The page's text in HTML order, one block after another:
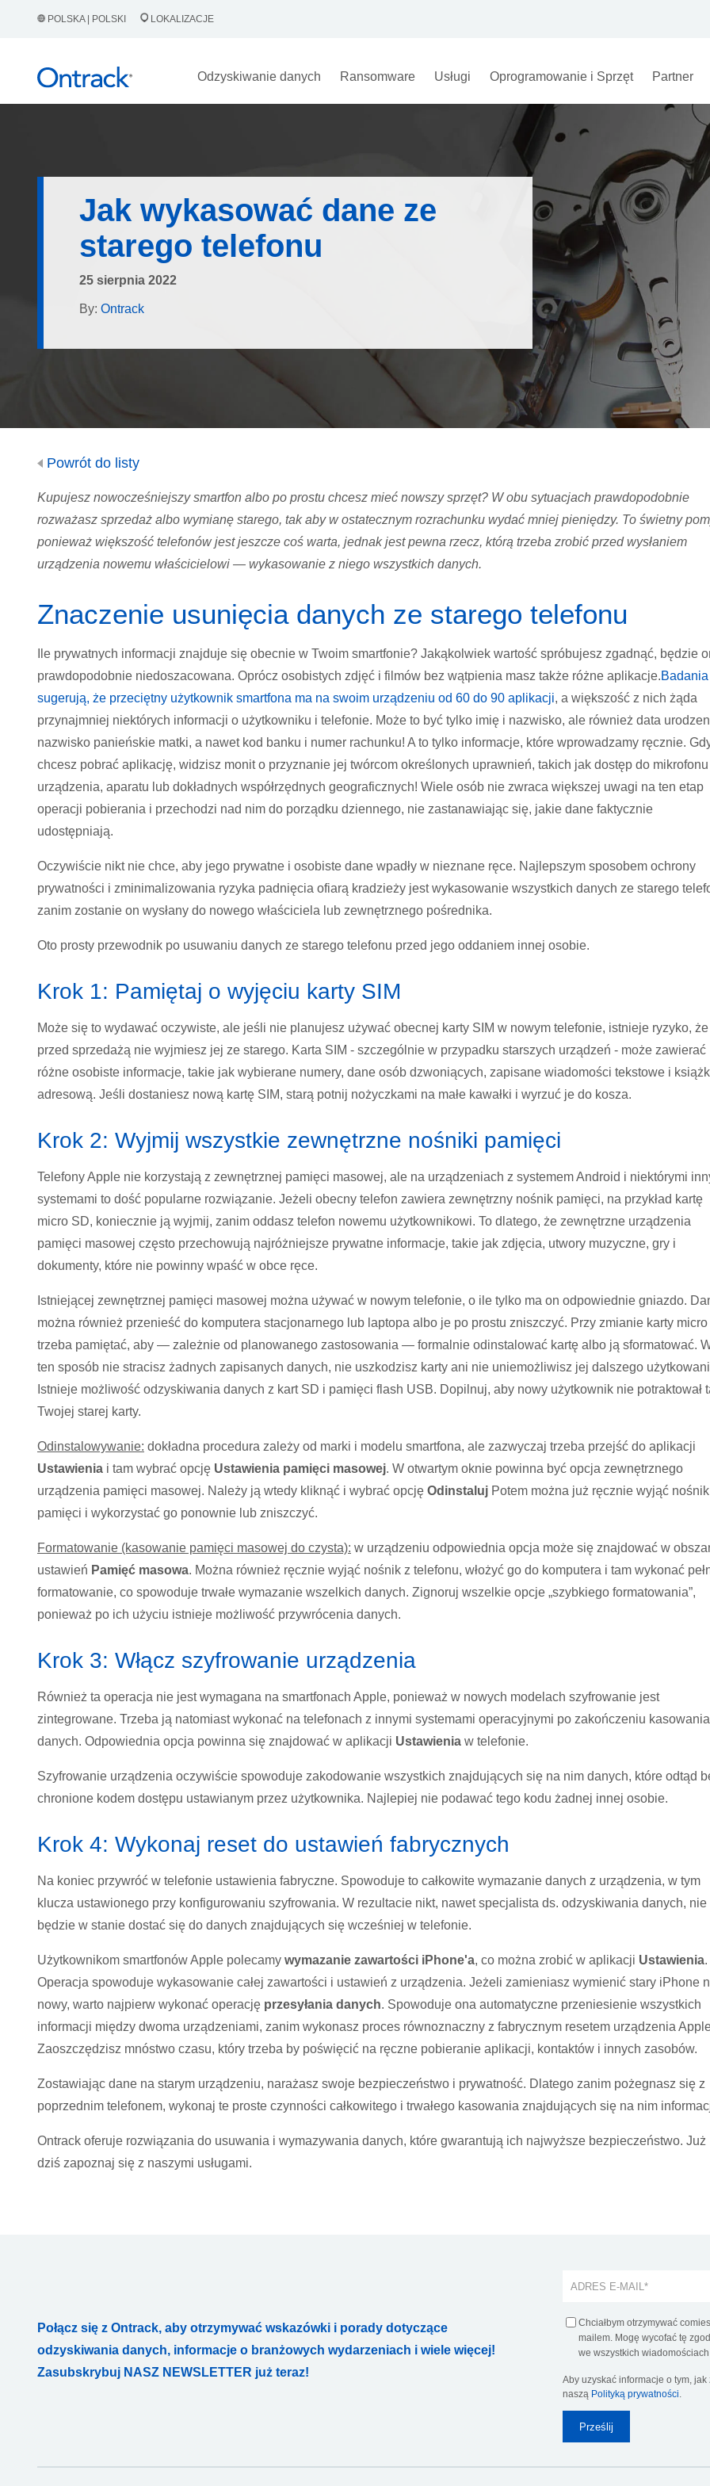
POLSKA | POLSKI LOKALIZACJE
Odzyskiwanie danych Ransomware Usługi Oprogramowanie i Sprzęt Partner
Jak wykasować dane ze
starego telefonu
25 sierpnia 2022
By: Ontrack
Powrót do listy
Kupujesz nowocześniejszy smartfon albo po prostu chcesz mieć nowszy sprzęt? W obu sytuacjach prawdopodobnie
rozważasz sprzedaż albo wymianę starego, tak aby w ostatecznym rozrachunku wydać mniej pieniędzy. To świetny
ponieważ większość telefonów jest jeszcze coś warta, jednak jest pewna rzecz, którą trzeba zrobić przed wysłaniem
urządzenia nowemu właścicielowi — wykasowanie z niego wszystkich danych.
Znaczenie usunięcia danych ze starego telefonu
Ile prywatnych informacji znajduje się obecnie w Twoim smartfonie? Jakąkolwiek wartość spróbujesz zgadnąć, będzie
prawdopodobnie niedoszacowana. Oprócz osobistych zdjęć i filmów bez wątpienia masz także różne aplikacje.Badania
sugerują, że przeciętny użytkownik smartfona ma na swoim urządzeniu od 60 do 90 aplikacji, a większość z nich żąda
przynajmniej niektórych informacji o użytkowniku i telefonie. Może to być tylko imię i nazwisko, ale również data
nazwisko panieńskie matki, a nawet kod banku i numer rachunku! A to tylko informacje, które wprowadzamy ręcznie.
chcesz pobrać aplikację, widzisz monit o przyznanie jej twórcom określonych uprawnień, takich jak dostęp do mikrofonu
urządzenia, aparatu lub dokładnych współrzędnych geograficznych! Wiele osób nie zwraca większej uwagi na ten etap
operacji pobierania i przechodzi nad nim do porządku dziennego, nie zastanawiając się, jakie dane faktycznie
udostępniają.
Oczywiście nikt nie chce, aby jego prywatne i osobiste dane wpadły w nieznane ręce. Najlepszym sposobem ochrony
prywatności i zminimalizowania ryzyka padnięcia ofiarą kradzieży jest wykasowanie wszystkich danych ze starego
zanim zostanie on wysłany do nowego właściciela lub zewnętrznego pośrednika.
Oto prosty przewodnik po usuwaniu danych ze starego telefonu przed jego oddaniem innej osobie.
Krok 1: Pamiętaj o wyjęciu karty SIM
Może się to wydawać oczywiste, ale jeśli nie planujesz używać obecnej karty SIM w nowym telefonie, istnieje ryzyko, że
przed sprzedażą nie wyjmiesz jej ze starego. Karta SIM - szczególnie w przypadku starszych urządzeń - może zawierać
różne osobiste informacje, takie jak wybierane numery, dane osób dzwoniących, zapisane wiadomości tekstowe i
adresową. Jeśli dostaniesz nową kartę SIM, starą potnij nożyczkami na małe kawałki i wyrzuć je do kosza.
Krok 2: Wyjmij wszystkie zewnętrzne nośniki pamięci
Telefony Apple nie korzystają z zewnętrznej pamięci masowej, ale na urządzeniach z systemem Android i niektórymi
systemami to dość popularne rozwiązanie. Jeżeli obecny telefon zawiera zewnętrzny nośnik pamięci, na przykład kartę
micro SD, koniecznie ją wyjmij, zanim oddasz telefon nowemu użytkownikowi. To dlatego, że zewnętrzne urządzenia
pamięci masowej często przechowują najróżniejsze prywatne informacje, takie jak zdjęcia, utwory muzyczne, gry i
dokumenty, które nie powinny wpaść w obce ręce.
Istniejącej zewnętrznej pamięci masowej można używać w nowym telefonie, o ile tylko ma on odpowiednie gniazdo.
można również przenieść do komputera stacjonarnego lub laptopa albo je po prostu zniszczyć. Przy zmianie karty micro
trzeba pamiętać, aby — zależnie od planowanego zastosowania — formalnie odinstalować kartę albo ją sformatować.
ten sposób nie stracisz żadnych zapisanych danych, nie uszkodzisz karty ani nie uniemożliwisz jej dalszego
Istnieje możliwość odzyskiwania danych z kart SD i pamięci flash USB. Dopilnuj, aby nowy użytkownik nie potraktował
Twojej starej karty.
Odinstalowywanie: dokładna procedura zależy od marki i modelu smartfona, ale zazwyczaj trzeba przejść do aplikacji
Ustawienia i tam wybrać opcję Ustawienia pamięci masowej. W otwartym oknie powinna być opcja zewnętrznego
urządzenia pamięci masowej. Należy ją wtedy kliknąć i wybrać opcję Odinstaluj Potem można już ręcznie wyjąć nośnik
pamięci i wykorzystać go ponownie lub zniszczyć.
Formatowanie (kasowanie pamięci masowej do czysta): w urządzeniu odpowiednia opcja może się znajdować w
ustawień Pamięć masowa. Można również ręcznie wyjąć nośnik z telefonu, włożyć go do komputera i tam wykonać
formatowanie, co spowoduje trwałe wymazanie wszelkich danych. Zignoruj wszelkie opcje „szybkiego formatowania”,
ponieważ po ich użyciu istnieje możliwość przywrócenia danych.
Krok 3: Włącz szyfrowanie urządzenia
Również ta operacja nie jest wymagana na smartfonach Apple, ponieważ w nowych modelach szyfrowanie jest
zintegrowane. Trzeba ją natomiast wykonać na telefonach z innymi systemami operacyjnymi po zakończeniu kasowania
danych. Odpowiednia opcja powinna się znajdować w aplikacji Ustawienia w telefonie.
Szyfrowanie urządzenia oczywiście spowoduje zakodowanie wszystkich znajdujących się na nim danych, które odtąd
chronione kodem dostępu ustawianym przez użytkownika. Najlepiej nie podawać tego kodu żadnej innej osobie.
Krok 4: Wykonaj reset do ustawień fabrycznych
Na koniec przywróć w telefonie ustawienia fabryczne. Spowoduje to całkowite wymazanie danych z urządzenia, w tym
klucza ustawionego przy konfigurowaniu szyfrowania. W rezultacie nikt, nawetspecjalista ds. odzyskiwania danych, nie
będzie w stanie dostać się do danych znajdujących się wcześniej w telefonie.
Użytkownikom smartfonów Apple polecamy wymazanie zawartości iPhone'a, co można zrobić w aplikacji Ustawienia.
Operacja spowoduje wykasowanie całej zawartości i ustawień z urządzenia. Jeżeli zamieniasz wymienić stary iPhone
nowy, warto najpierw wykonać operację przesyłania danych. Spowoduje ona automatyczne przeniesienie wszystkich
informacji między dwoma urządzeniami, zanim wykonasz proces równoznaczny z fabrycznym resetem urządzenia
Zaoszczędzisz mnóstwo czasu, który trzeba by poświęcić na ręczne pobieranie aplikacji, kontaktów i innych zasobów.
Zostawiając dane na starym urządzeniu, narażasz swoje bezpieczeństwo i prywatność. Dlatego zanim pożegnasz się z
poprzednim telefonem, wykonaj te proste czynności całkowitego i trwałego kasowania znajdujących się na nim
Ontrack oferuje rozwiązania do usuwania i wymazywania danych, które gwarantują ich najwyższe bezpieczeństwo. Już
dziś zapoznaj się z naszymi usługami.
Połącz się z Ontrack, aby otrzymywać wskazówki i porady dotyczące
odzyskiwania danych, informacje o branżowych wydarzeniach i wiele więcej!
Zasubskrybuj NASZ NEWSLETTER już teraz!
Chciałbym otrzymywać
mailem. Mogę wycofać tę
we wszystkich
Aby uzyskać informacje o tym,
naszą Polityką prywatności.